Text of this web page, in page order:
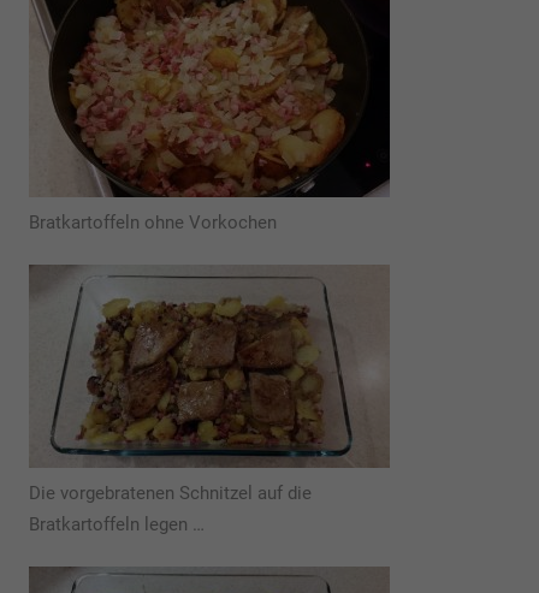
Bratkartoffeln ohne Vorkochen
Die vorgebratenen Schnitzel auf die
Bratkartoffeln legen …